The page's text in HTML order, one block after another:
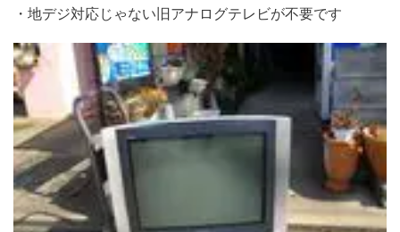
・地デジ対応じゃない旧アナログテレビが不要です